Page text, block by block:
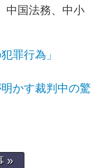
中国法務、中小
罪行為」
かす裁判中の驚
»